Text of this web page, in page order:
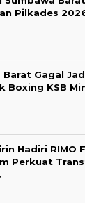
Pilkades
Barat Gagal
Boxing KSB
Hadiri RIMO
Perkuat